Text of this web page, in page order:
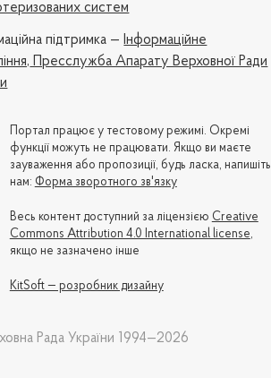
систем
підтримка —Інформаційне
Пресслужба Апарату Верховної Ради
Портал працює у тестовому режимі. Окремі
функції можуть не працювати. Якщо ви маєте
зауваження або пропозиції, будь ласка, напишіть
нам: Форма зворотного зв'язку
Весь контент доступний за ліцензією Creative
Commons Attribution 4.0 International license,
якщо не зазначено інше
KitSoft — розробник дизайну
Рада України 1994—2026